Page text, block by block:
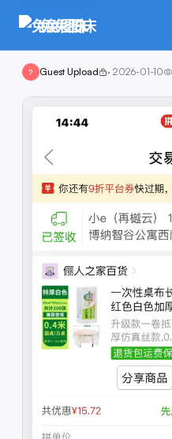
兔兔图床
? Guest Upload · 2026-01-10